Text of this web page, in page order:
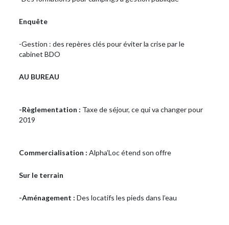
Enquête
-Gestion : des repères clés pour éviter la crise par le
cabinet BDO
AU BUREAU
-Règlementation : Taxe de séjour, ce qui va changer pour
2019
Commercialisation : Alpha’Loc étend son offre
Sur le terrain
-Aménagement : Des locatifs les pieds dans l’eau